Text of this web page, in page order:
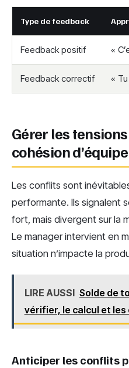
Type de feedback
Feedback positif «
Feedback correctif «
Gérer les
cohésion d’équipe
Les conflits sont
performante. Ils signalent
fort, mais divergent sur la
Le manager intervient en
situation n’impacte la
LIRE AUSSI Solde de
vérifier, le calcul et
Anticiper les conflits